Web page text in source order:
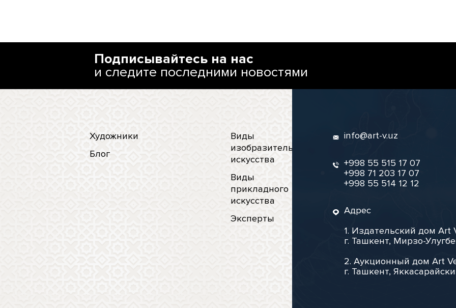
Подписывайтесь на нас
и следите последними новостями
Художники
Блог
Виды
изобразительного
искусства
Виды
прикладного
искусства
Эксперты
info@art-v.uz
+998 55 515 17 07
+998 71 203 17 07
+998 55 514 12 12
Адрес
1. Издательский дом Art
г. Ташкент, Мирзо-
2. Аукционный дом Art
г. Ташкент,